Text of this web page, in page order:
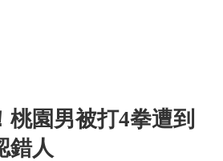
桃園男被打4拳遭到
錯人